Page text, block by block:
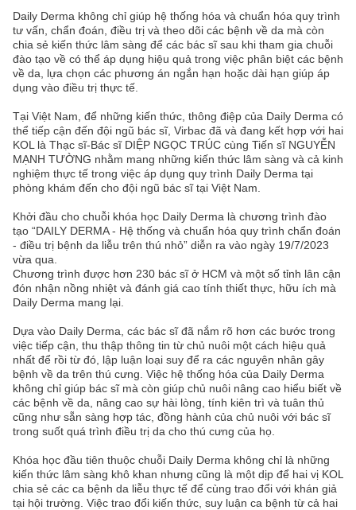
Daily Derma không chỉ giúp hệ thống hóa và chuẩn hóa quy trình
tư vấn, chẩn đoán, điều trị và theo dõi các bệnh về da mà còn
chia sẻ kiến thức lâm sàng để các bác sĩ sau khi tham gia chuỗi
đào tạo về có thể áp dụng hiệu quả trong việc phân biệt các bệnh
về da, lựa chọn các phương án ngắn hạn hoặc dài hạn giúp áp
dụng vào điều trị thực tế.
Tại Việt Nam, để những kiến thức, thông điệp của Daily Derma có
thể tiếp cận đến đội ngũ bác sĩ, Virbac đã và đang kết hợp với hai
KOL là Thạc sĩ-Bác sĩ DIỆP NGỌC TRÚC cùng Tiến sĩ NGUYỄN
MẠNH TƯỜNG nhằm mang những kiến thức lâm sàng và cả kinh
nghiệm thực tế trong việc áp dụng quy trình Daily Derma tại
phòng khám đến cho đội ngũ bác sĩ tại Việt Nam.
Khởi đầu cho chuỗi khóa học Daily Derma là chương trình đào
tạo “DAILY DERMA - Hệ thống và chuẩn hóa quy trình chẩn đoán
- điều trị bệnh da liễu trên thú nhỏ” diễn ra vào ngày 19/7/2023
vừa qua.
Chương trình được hơn 230 bác sĩ ở HCM và một số tỉnh lân cận
đón nhận nồng nhiệt và đánh giá cao tính thiết thực, hữu ích mà
Daily Derma mang lại.
Dựa vào Daily Derma, các bác sĩ đã nắm rõ hơn các bước trong
việc tiếp cận, thu thập thông tin từ chủ nuôi một cách hiệu quả
nhất để rồi từ đó, lập luận loại suy để ra các nguyên nhân gây
bệnh về da trên thú cưng. Việc hệ thống hóa của Daily Derma
không chỉ giúp bác sĩ mà còn giúp chủ nuôi nâng cao hiểu biết về
các bệnh về da, nâng cao sự hài lòng, tính kiên trì và tuân thủ
cũng như sẵn sàng hợp tác, đồng hành của chủ nuôi với bác sĩ
trong suốt quá trình điều trị da cho thú cưng của họ.
Khóa học đầu tiên thuộc chuỗi Daily Derma không chỉ là những
kiến thức lâm sàng khô khan nhưng cũng là một dịp để hai vị KOL
chia sẻ các ca bệnh da liễu thực tế để cùng trao đổi với khán giả
tại hội trường. Việc trao đổi kiến thức, suy luận ca bệnh từ cả hai